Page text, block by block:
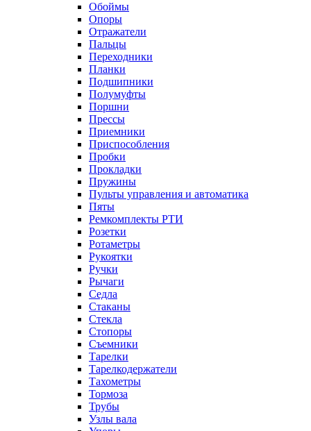
Обоймы
Опоры
Отражатели
Пальцы
Переходники
Планки
Подшипники
Полумуфты
Поршни
Прессы
Приемники
Приспособления
Пробки
Прокладки
Пружины
Пульты управления и автоматика
Пяты
Ремкомплекты РТИ
Розетки
Ротаметры
Рукоятки
Ручки
Рычаги
Седла
Стаканы
Стекла
Стопоры
Съемники
Тарелки
Тарелкодержатели
Тахометры
Тормоза
Трубы
Узлы вала